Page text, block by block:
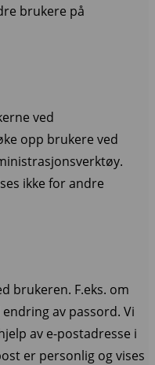
brukere på
ved
opp brukere ved
ikke for andre
brukeren. F.eks. om
av passord. Vi
av e-postadresse i
er personlig og vises